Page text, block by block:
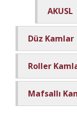
AKUSL
Düz Kamlar
Roller
Mafsallı